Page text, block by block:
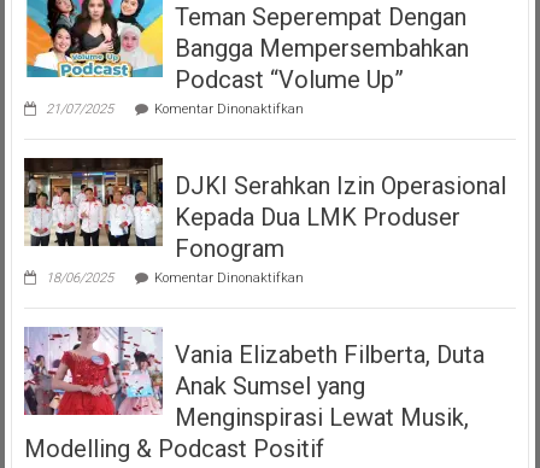
Teman Seperempat Dengan
Bangga Mempersembahkan
Podcast “Volume Up”
21/07/2025 Komentar Dinonaktifkanpada
Seperempat
Bangga
Mempersembahkan
Podcast
DJKI Serahkan Izin Operasional
Kepada Dua LMK Produser
Fonogram
18/06/2025 Komentar Dinonaktifkanpada
Serahkan
Operasional
Kepada
Dua
LMK
Produser
Fonogram
Vania Elizabeth Filberta, Duta
Anak Sumsel yang
Menginspirasi Lewat Musik,
Modelling & Podcast Positif